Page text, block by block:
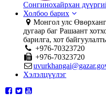
Сонгинохайрхан
Холбоо барих
Монгол улс
дугаар баг Рашаант
барилга, хот
+976-70323720
+976-70323720
Хэлэлцүүлэг